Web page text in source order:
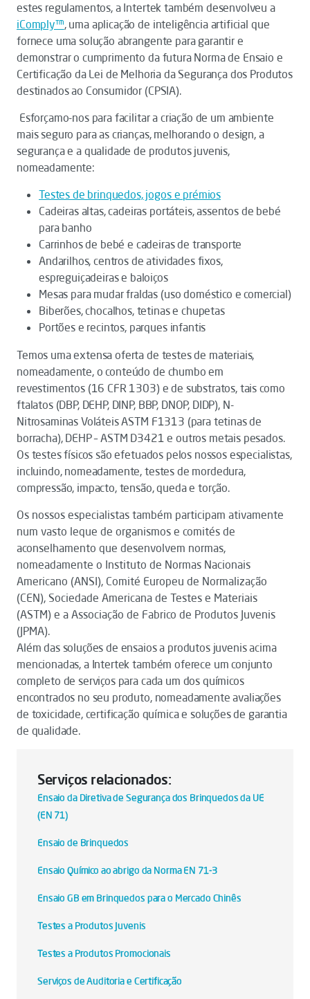
estes regulamentos, a Intertek também desenvolveu a
iComply™, uma aplicação de inteligência artificial que
fornece uma solução abrangente para garantir e
demonstrar o cumprimento da futura Norma de Ensaio e
Certificação da Lei de Melhoria da Segurança dos Produtos
destinados ao Consumidor (CPSIA).
Esforçamo-nos para facilitar a criação de um ambiente
mais seguro para as crianças, melhorando o design, a
segurança e a qualidade de produtos juvenis,
nomeadamente:
Testes de brinquedos, jogos e prémios
Cadeiras altas, cadeiras portáteis, assentos de bebé
para banho
Carrinhos de bebé e cadeiras de transporte
Andarilhos, centros de atividades fixos,
espreguiçadeiras e baloiços
Mesas para mudar fraldas (uso doméstico e comercial)
Biberões, chocalhos, tetinas e chupetas
Portões e recintos, parques infantis
Temos uma extensa oferta de testes de materiais,
nomeadamente, o conteúdo de chumbo em
revestimentos (16 CFR 1303) e de substratos, tais como
ftalatos (DBP, DEHP, DINP, BBP, DNOP, DIDP), N-
Nitrosaminas Voláteis ASTM F1313 (para tetinas de
borracha), DEHP – ASTM D3421 e outros metais pesados.
Os testes físicos são efetuados pelos nossos especialistas,
incluindo, nomeadamente, testes de mordedura,
compressão, impacto, tensão, queda e torção.
Os nossos especialistas também participam ativamente
num vasto leque de organismos e comités de
aconselhamento que desenvolvem normas,
nomeadamente o Instituto de Normas Nacionais
Americano (ANSI), Comité Europeu de Normalização
(CEN), Sociedade Americana de Testes e Materiais
(ASTM) e a Associação de Fabrico de Produtos Juvenis
(JPMA).
Além das soluções de ensaios a produtos juvenis acima
mencionadas, a Intertek também oferece um conjunto
completo de serviços para cada um dos químicos
encontrados no seu produto, nomeadamente avaliações
de toxicidade, certificação química e soluções de garantia
de qualidade.
Serviços relacionados:
Ensaio da Diretiva de Segurança dos Brinquedos da UE
(EN 71)
Ensaio de Brinquedos
Ensaio Químico ao abrigo da Norma EN 71-3
Ensaio GB em Brinquedos para o Mercado Chinês
Testes a Produtos Juvenis
Testes a Produtos Promocionais
Serviços de Auditoria e Certificação